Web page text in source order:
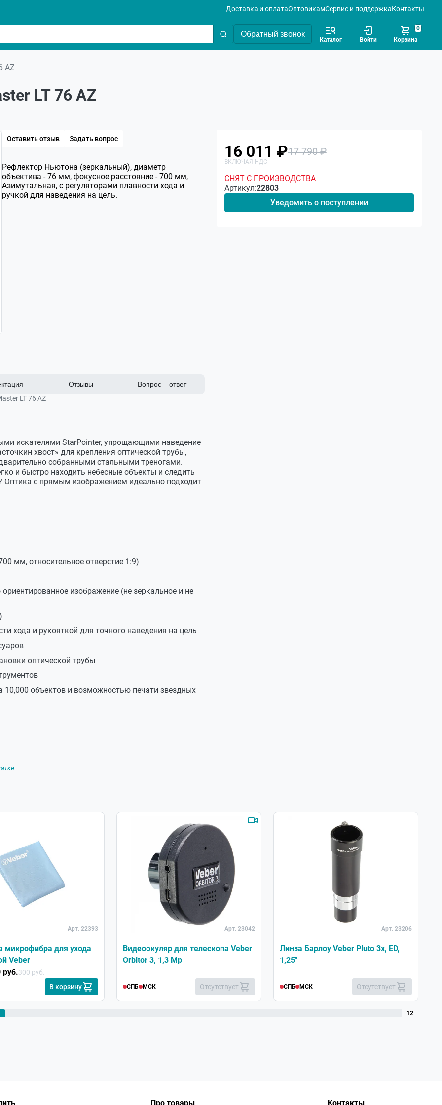
Доставка и оплатаОптовикамСервис и поддержкаКонтакты
Обратный звонок
Каталог Войти Корзина
0
AZ
LT 76 AZ
Оставить отзыв Задать вопрос
Рефлектор Ньютона (зеркальный), диаметр
объектива - 76 мм, фокусное расстояние - 700 мм,
Азимутальная, с регуляторами плавности хода и
ручкой для наведения на цель.
Отзывы
Вопрос – ответ
LT 76 AZ
искателями StarPointer, упрощающими наведение
хвост» для крепления оптической трубы,
собранными стальными треногами.
и быстро находить небесные объекты и следить
с прямым изображением идеально подходит
мм, относительное отверстие 1:9)
изображение (не зеркальное и не
хода и рукояткой для точного наведения на цель
оптической трубы
объектов и возможностью печати звездных
Алюминиевое, с SiO2
76 мм
700 мм
не используется
наведения на цель
(диаметр 1,25"), с полочкой для аксессуаров
программа-планетарий TheSky X
искателем
16 011 ₽17 790 ₽
СНЯТ С ПРОИЗВОДСТВА
Артикул:22803
Уведомить о поступлении
Арт. 22393
микрофибра для ухода
Veber
руб.300 руб.
В корзину
Арт. 23042
Видеоокуляр для телескопа Veber
Orbitor 3, 1,3 Mp
СПБ МСК Отсутствует
Арт. 23206
Линза Барлоу Veber Pluto 3x, ED,
1,25"
СПБ МСК Отсутствует
12
Про товары Контакты